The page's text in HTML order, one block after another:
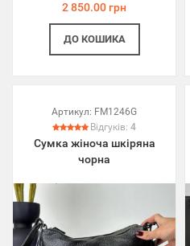
2 850.00 грн
ДО КОШИКА
Артикул: FM1246G
Відгуків: 4
Сумка жіноча шкіряна
чорна